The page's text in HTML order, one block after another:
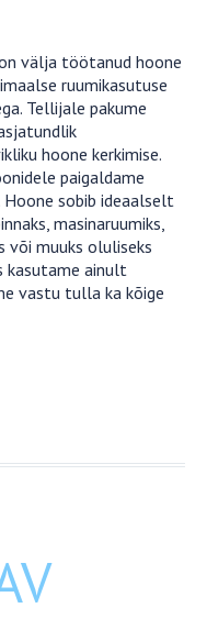
välja töötanud hoone
ruumikasutuse
Tellijale pakume
hoone kerkimise.
paigaldame
sobib ideaalselt
masinaruumiks,
või muuks oluliseks
kasutame ainult
vastu tulla ka kõige